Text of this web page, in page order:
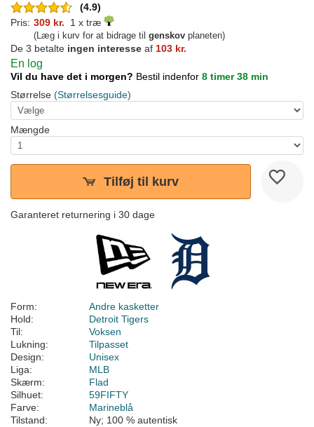
(4.9)
Pris: 309 kr. 1 x træ
(Læg i kurv for at bidrage til genskov planeten)
De 3 betalte ingen interesse af 103 kr.
En log
Vil du have det i morgen? Bestil indenfor 8 timer 38 min
Størrelse (Størrelsesguide)
Mængde
Tilføj til kurv
Garanteret returnering i 30 dage
Form:
Andre kasketter
Hold:
Detroit Tigers
Til:
Voksen
Lukning:
Tilpasset
Design:
Unisex
Liga:
MLB
Skærm:
Flad
Silhuet:
59FIFTY
Farve:
Marineblå
Tilstand:
Ny; 100 % autentisk